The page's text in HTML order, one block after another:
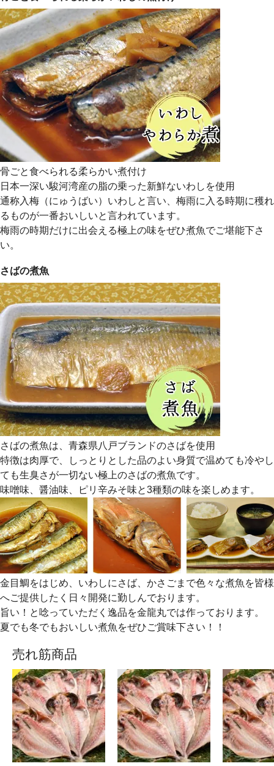
骨ごと食べられる柔らかい煮付け
日本一深い駿河湾産の脂の乗った新鮮ないわしを使用
通称入梅（にゅうばい）いわしと言い、梅雨に入る時期に穫れ
るものが一番おいしいと言われています。
梅雨の時期だけに出会える極上の味をぜひ煮魚でご堪能下さ
い。
さばの煮魚
さばの煮魚は、青森県八戸ブランドのさばを使用
特徴は肉厚で、しっとりとした品のよい身質で温めても冷やし
ても生臭さが一切ない極上のさばの煮魚です。
味噌味、醤油味、ピリ辛みそ味と3種類の味を楽しめます。
金目鯛をはじめ、いわしにさば、かさごまで色々な煮魚を皆様
へご提供したく日々開発に勤しんでおります。
旨い！と唸っていただく逸品を金龍丸では作っております。
夏でも冬でもおいしい煮魚をぜひご賞味下さい！！
売れ筋商品